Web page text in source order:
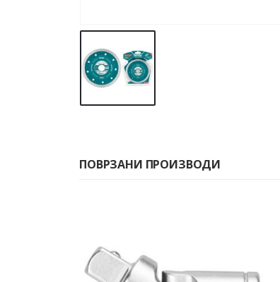
ПОВРЗАНИ ПРОИЗВОДИ